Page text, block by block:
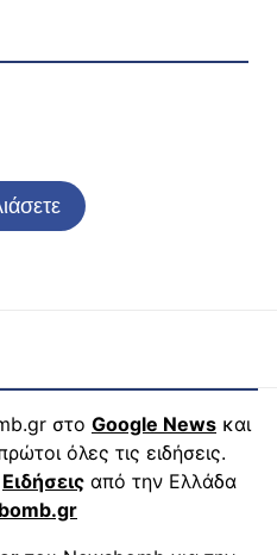
στο Google News και
όλες τις ειδήσεις.
Ειδήσεις από την Ελλάδα